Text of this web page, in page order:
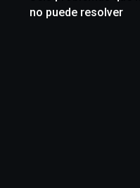
no puede resolver